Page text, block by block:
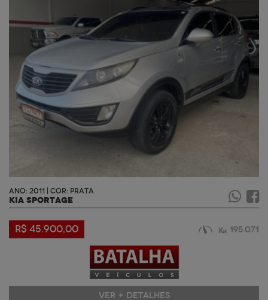
ANO: 2011 | COR: PRATA
KIA SPORTAGE
R$ 45.900,00 195.071
VER + DETALHES